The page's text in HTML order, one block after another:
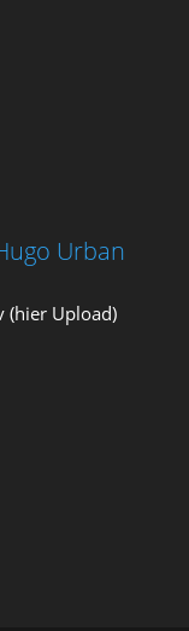
Urban
(hier Upload)